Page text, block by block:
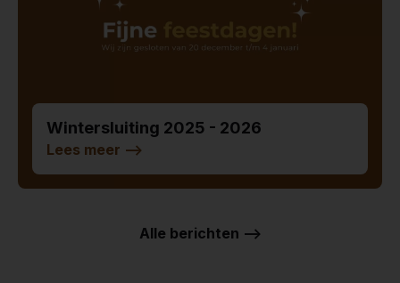
Wintersluiting 2025 - 2026
Lees meer -->
Alle berichten -->